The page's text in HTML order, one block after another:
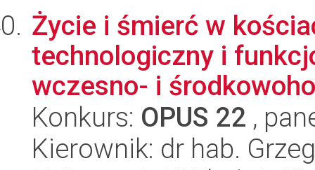
Życie i śmierć w
technologiczny i
wczesno- i
Konkurs: OPUS 22 ,
Kierownik: dr hab.